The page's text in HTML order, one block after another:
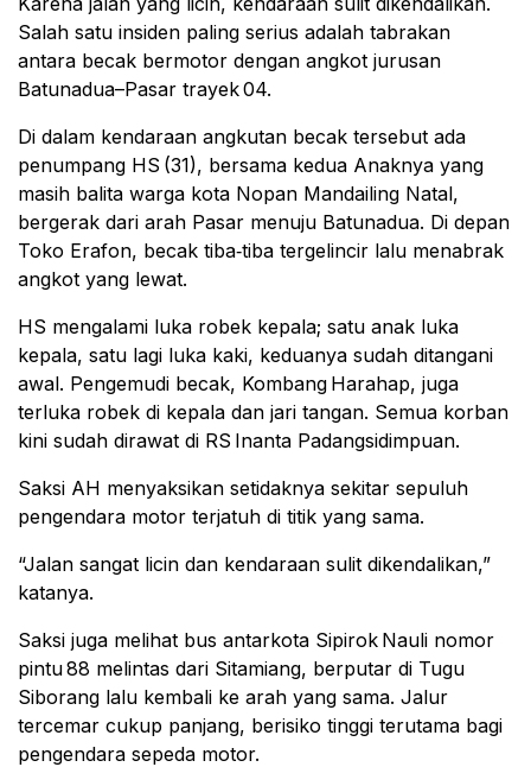
Salah satu insiden paling serius adalah tabrakan
antara becak bermotor dengan angkot jurusan
Batunadua–Pasar trayek 04.
Di dalam kendaraan angkutan becak tersebut ada
penumpang HS (31), bersama kedua Anaknya yang
masih balita warga kota Nopan Mandailing Natal,
bergerak dari arah Pasar menuju Batunadua. Di depan
Toko Erafon, becak tiba‑tiba tergelincir lalu menabrak
angkot yang lewat.
HS mengalami luka robek kepala; satu anak luka
kepala, satu lagi luka kaki, keduanya sudah ditangani
awal. Pengemudi becak, Kombang Harahap, juga
terluka robek di kepala dan jari tangan. Semua korban
kini sudah dirawat di RS Inanta Padangsidimpuan.
Saksi AH menyaksikan setidaknya sekitar sepuluh
pengendara motor terjatuh di titik yang sama.
“Jalan sangat licin dan kendaraan sulit dikendalikan,”
katanya.
Saksi juga melihat bus antarkota Sipirok Nauli nomor
pintu 88 melintas dari Sitamiang, berputar di Tugu
Siborang lalu kembali ke arah yang sama. Jalur
tercemar cukup panjang, berisiko tinggi terutama bagi
pengendara sepeda motor.